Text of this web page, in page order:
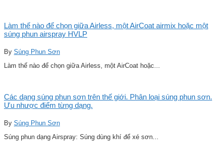
Làm thế nào để chọn giữa Airless, một AirCoat airmix hoặc một
súng phun airspray HVLP
By Súng Phun Sơn
Làm thế nào để chọn giữa Airless, một AirCoat hoặc...
Các dạng súng phun sơn trên thế giới. Phân loại súng phun sơn.
Ưu nhược điểm từng dạng.
By Súng Phun Sơn
Súng phun dạng Airspray: Súng dùng khí để xé sơn...